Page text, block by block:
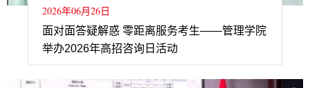
2026年06月26日
面对面答疑解惑 零距离服务考生——管理学院
举办2026年高招咨询日活动